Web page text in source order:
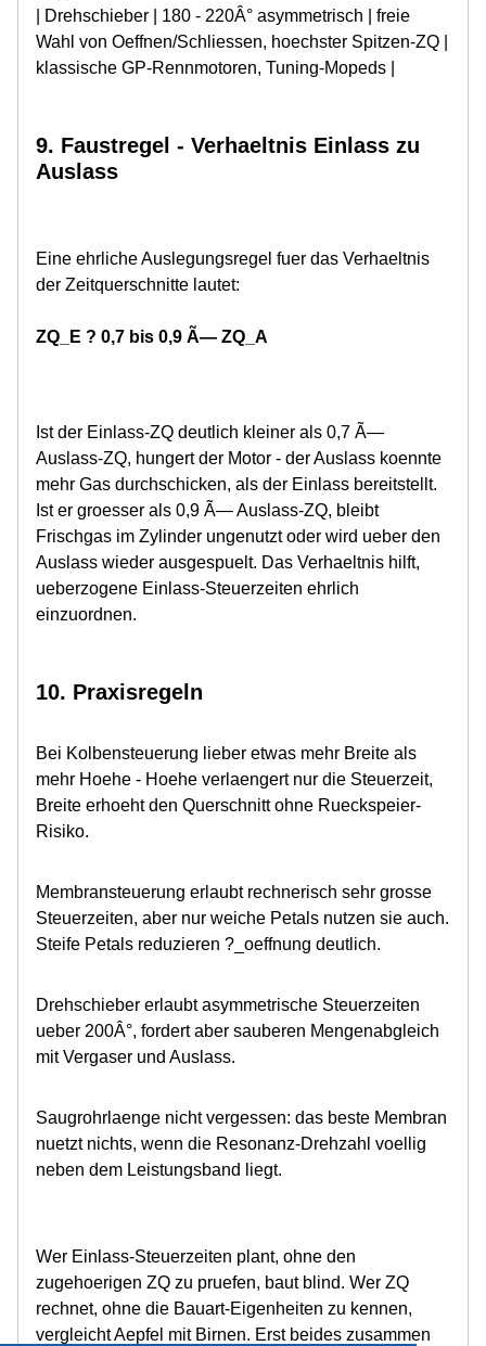
| Drehschieber | 180 - 220Â° asymmetrisch | freie
Wahl von Oeffnen/Schliessen, hoechster Spitzen-ZQ |
klassische GP-Rennmotoren, Tuning-Mopeds |
9. Faustregel - Verhaeltnis Einlass zu
Auslass
Eine ehrliche Auslegungsregel fuer das Verhaeltnis
der Zeitquerschnitte lautet:
ZQ_E ? 0,7 bis 0,9 Ã— ZQ_A
Ist der Einlass-ZQ deutlich kleiner als 0,7 Ã—
Auslass-ZQ, hungert der Motor - der Auslass koennte
mehr Gas durchschicken, als der Einlass bereitstellt.
Ist er groesser als 0,9 Ã— Auslass-ZQ, bleibt
Frischgas im Zylinder ungenutzt oder wird ueber den
Auslass wieder ausgespuelt. Das Verhaeltnis hilft,
ueberzogene Einlass-Steuerzeiten ehrlich
einzuordnen.
10. Praxisregeln
Bei Kolbensteuerung lieber etwas mehr Breite als
mehr Hoehe - Hoehe verlaengert nur die Steuerzeit,
Breite erhoeht den Querschnitt ohne Rueckspeier-
Risiko.
Membransteuerung erlaubt rechnerisch sehr grosse
Steuerzeiten, aber nur weiche Petals nutzen sie auch.
Steife Petals reduzieren ?_oeffnung deutlich.
Drehschieber erlaubt asymmetrische Steuerzeiten
ueber 200Â°, fordert aber sauberen Mengenabgleich
mit Vergaser und Auslass.
Saugrohrlaenge nicht vergessen: das beste Membran
nuetzt nichts, wenn die Resonanz-Drehzahl voellig
neben dem Leistungsband liegt.
Wer Einlass-Steuerzeiten plant, ohne den
zugehoerigen ZQ zu pruefen, baut blind. Wer ZQ
rechnet, ohne die Bauart-Eigenheiten zu kennen,
vergleicht Aepfel mit Birnen. Erst beides zusammen